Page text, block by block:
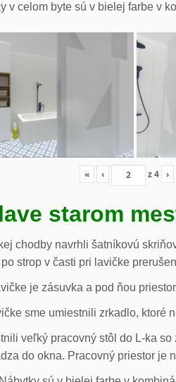
v celom byte sú v bielej farbe v
« ‹ z4 ›
starom
chodby navrhli šatníkovú
po strop v časti pri lavičke
je zásuvka a pod ňou
sme umiestnili zrkadlo, ktoré
veľký pracovný stôl do L-ka
do okna. Pracovný priestor je